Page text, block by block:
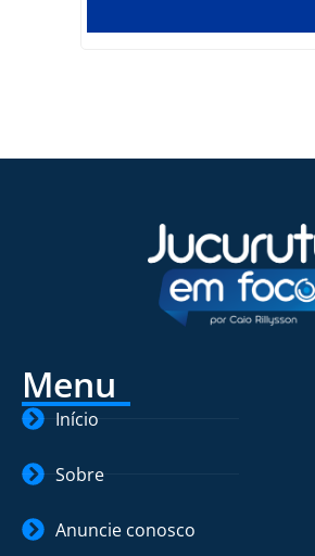
Menu
Início
Sobre
Anuncie conosco